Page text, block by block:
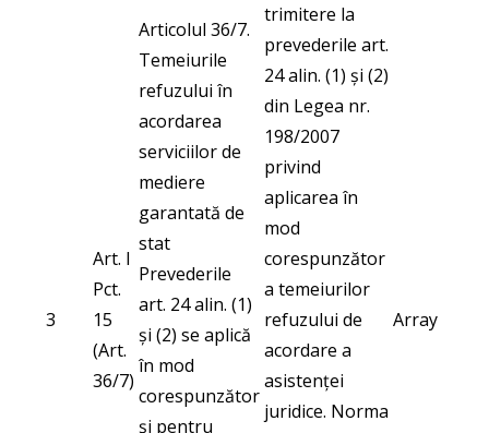
3
Art. I
Pct.
15
(Art.
36/7)
Articolul 36/7.
Temeiurile
refuzului în
acordarea
serviciilor de
mediere
garantată de
stat
Prevederile
art. 24 alin. (1)
și (2) se aplică
în mod
corespunzător
și pentru
trimitere la
prevederile art.
24 alin. (1) și (2)
din Legea nr.
198/2007
privind
aplicarea în
mod
corespunzător
a temeiurilor
refuzului de
acordare a
asistenţei
juridice. Norma
Array